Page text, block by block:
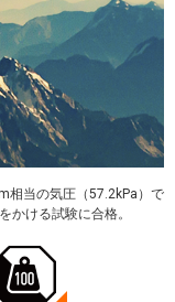
相当の気圧（57.2kPa）で
かける試験に合格。